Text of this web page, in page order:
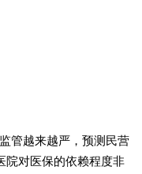
越来越严，预测民营
院对医保的依赖程度非